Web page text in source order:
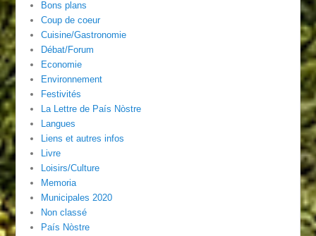
Bons plans
Coup de coeur
Cuisine/Gastronomie
Débat/Forum
Economie
Environnement
Festivités
La Lettre de País Nòstre
Langues
Liens et autres infos
Livre
Loisirs/Culture
Memoria
Municipales 2020
Non classé
País Nòstre